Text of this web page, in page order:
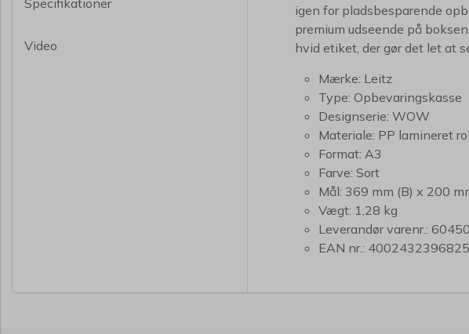
Video
igen for pladsbesparende
premium udseende på
hvid etiket, der gør det let at
Mærke: Leitz
Type: Opbevaringskasse
Designserie: WOW
Materiale: PP lamineret
Format: A3
Farve: Sort
Mål: 369 mm (B) x 200
Vægt: 1,28 kg
Leverandør varenr.:
EAN nr.: 4002432396825